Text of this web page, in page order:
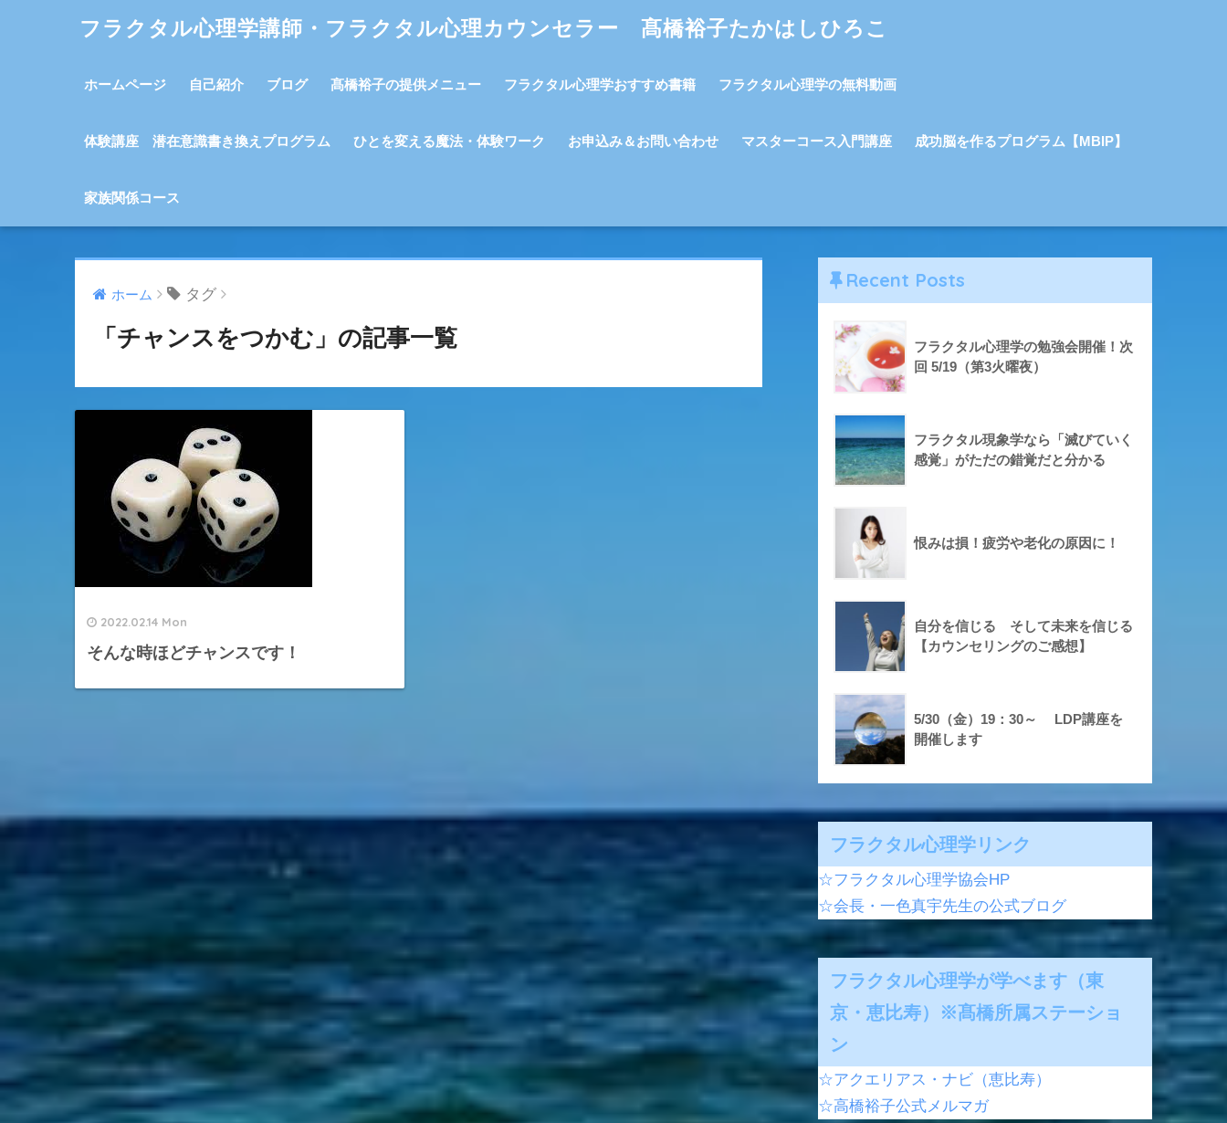
フラクタル心理学講師・フラクタル心理カウンセラー 髙橋裕子たかはしひろこ
ホームページ 自己紹介 ブログ 髙橋裕子の提供メニュー フラクタル心理学おすすめ書籍 フラクタル心理学の無料動画
体験講座 潜在意識書き換えプログラム ひとを変える魔法・体験ワーク お申込み＆お問い合わせ マスターコース入門講座 成功脳を作るプログラム【MBIP】
家族関係コース
ホーム タグ
「チャンスをつかむ」の記事一覧
2022.02.14 Mon
そんな時ほどチャンスです！
Recent Posts
フラクタル心理学の勉強会開催！次
回 5/19（第3火曜夜）
フラクタル現象学なら「滅びていく
感覚」がただの錯覚だと分かる
恨みは損！疲労や老化の原因に！
自分を信じる そして未来を信じる
【カウンセリングのご感想】
5/30（金）19：30～ LDP講座を
開催します
フラクタル心理学リンク
☆フラクタル心理学協会HP
☆会長・一色真宇先生の公式ブログ
フラクタル心理学が学べます（東
京・恵比寿）※髙橋所属ステーショ
ン
☆アクエリアス・ナビ（恵比寿）
☆高橋裕子公式メルマガ